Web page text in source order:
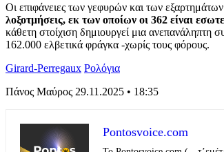
Οι επιφάνειες των γεφυρών και των
λοξοτμήσεις, εκ των οποίων οι 362 είναι
κάθετη στοίχιση δημιουργεί μια
162.000 ελβετικά φράγκα -χωρίς τους φόρους.
Girard-Perregaux Ρολόγια
Πάνος Μαύρος 29.11.2025 • 18:35
Pontosvoice.com